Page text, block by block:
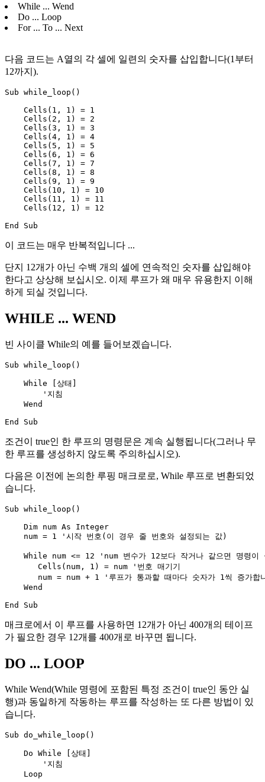
While ... Wend
Do ... Loop
For ... To ... Next
다음 코드는 A열의 각 셀에 일련의 숫자를 삽입합니다(1부터
12까지).
Sub while_loop()
    Cells(1, 1) = 1
    Cells(2, 1) = 2
    Cells(3, 1) = 3
    Cells(4, 1) = 4
    Cells(5, 1) = 5
    Cells(6, 1) = 6
    Cells(7, 1) = 7
    Cells(8, 1) = 8
    Cells(9, 1) = 9
    Cells(10, 1) = 10
    Cells(11, 1) = 11
    Cells(12, 1) = 12
이 코드는 매우 반복적입니다 ...
단지 12개가 아닌 수백 개의 셀에 연속적인 숫자를 삽입해야
한다고 상상해 보십시오. 이제 루프가 왜 매우 유용한지 이해
하게 되실 것입니다.
WHILE ... WEND
빈 사이클 While의 예를 들어보겠습니다.
Sub while_loop()
    While [상태]
        '지침
    Wend
조건이 true인 한 루프의 명령문은 계속 실행됩니다(그러나 무
한 루프를 생성하지 않도록 주의하십시오).
다음은 이전에 논의한 루핑 매크로로, While 루프로 변환되었
습니다.
Sub while_loop()
    Dim num As Integer
    num = 1 '시작 번호(이 경우 줄 번호와 설정되는 값)
While num <= 12 'num 변수가 12보다 작거나 같으면 명령이
       Cells(num, 1) = num '번호 매기기
num = num + 1 '루프가 통과할 때마다 숫자가 1씩 증가합
    Wend
매크로에서 이 루프를 사용하면 12개가 아닌 400개의 테이프
가 필요한 경우 12개를 400개로 바꾸면 됩니다.
DO ... LOOP
While Wend(While 명령에 포함된 특정 조건이 true인 동안 실
행)과 동일하게 작동하는 루프를 작성하는 또 다른 방법이 있
습니다.
Sub do_while_loop()
    Do While [상태]
        '지침
    Loop